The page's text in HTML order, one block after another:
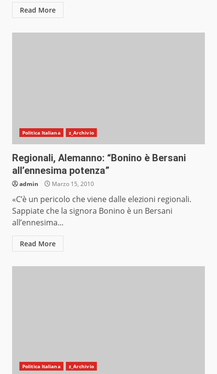
Read More
Politica Italiana z_Archivio
Regionali, Alemanno: “Bonino è Bersani
all’ennesima potenza”
admin Marzo 15, 2010
«C’è un pericolo che viene dalle elezioni regionali.
Sappiate che la signora Bonino è un Bersani
all’ennesima...
Read More
Politica Italiana z_Archivio